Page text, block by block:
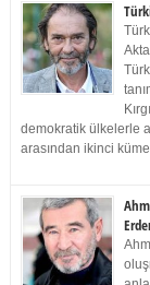
demokratik ülkelerle
arasından ikinci